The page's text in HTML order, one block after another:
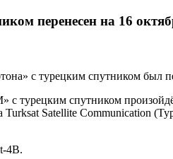
перенесен на 16
с турецким спутником был
с турецким спутником
Turksat Satellite
4B.